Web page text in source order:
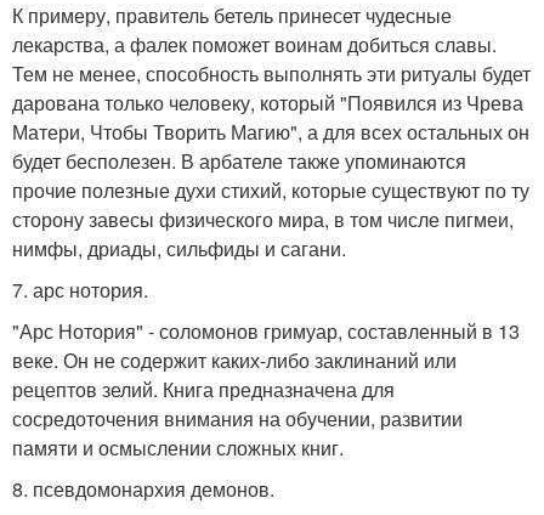
К примеру, правитель бетель принесет чудесные
лекарства, а фалек поможет воинам добиться славы.
Тем не менее, способность выполнять эти ритуалы будет
дарована только человеку, который "Появился из Чрева
Матери, Чтобы Творить Магию", а для всех остальных он
будет бесполезен. В арбателе также упоминаются
прочие полезные духи стихий, которые существуют по ту
сторону завесы физического мира, в том числе пигмеи,
нимфы, дриады, сильфиды и сагани.
7. арс нотория.
"Арс Нотория" - соломонов гримуар, составленный в 13
веке. Он не содержит каких-либо заклинаний или
рецептов зелий. Книга предназначена для
сосредоточения внимания на обучении, развитии
памяти и осмыслении сложных книг.
8. псевдомонархия демонов.